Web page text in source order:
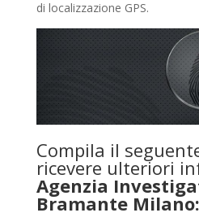
di localizzazione GPS.
Compila il
ricevere ulteriori
Agenzia
Bramante Milano: